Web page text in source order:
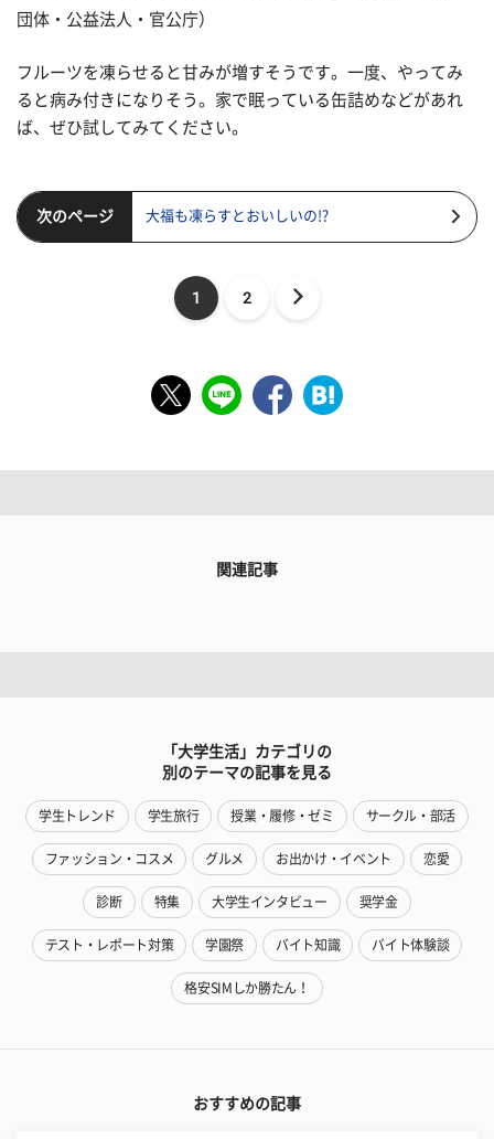
団体・公益法人・官公庁）
フルーツを凍らせると甘みが増すそうです。一度、やってみ
ると病み付きになりそう。家で眠っている缶詰めなどがあれ
ば、ぜひ試してみてください。
次のページ 大福も凍らすとおいしいの!?
1 2
関連記事
「大学生活」カテゴリの
別のテーマの記事を見る
学生トレンド 学生旅行 授業・履修・ゼミ サークル・部活
ファッション・コスメ グルメ お出かけ・イベント 恋愛
診断 特集 大学生インタビュー 奨学金
テスト・レポート対策 学園祭 バイト知識 バイト体験談
格安SIMしか勝たん！
おすすめの記事